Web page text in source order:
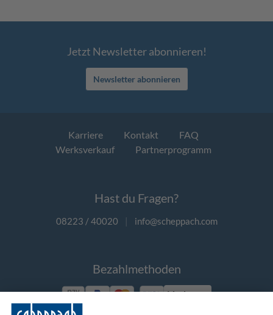
Jetzt Newsletter abonnieren!
Newsletter abonnieren
Karriere Kontakt
FAQ
Werksverkauf
Partnerprogramm
Hast du Fragen?
08223 / 40020 info@scheppach.com
Bezahlmethoden
Vorkasse